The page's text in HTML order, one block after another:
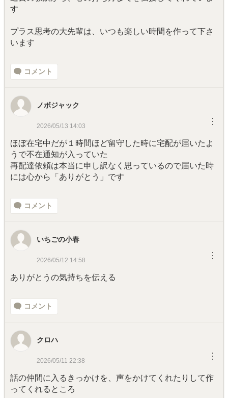
す
プラス思考の大先輩は、いつも楽しい時間を作って下さ
います
コメント
ノボジャック
2026/05/13 14:03 ︙
ほぼ在宅中だが１時間ほど留守した時に宅配が届いたよ
うで不在通知が入っていた
再配達依頼は本当に申し訳なく思っているので届いた時
には心から「ありがとう」です
コメント
いちごの小春
2026/05/12 14:58 ︙
ありがとうの気持ちを伝える
コメント
クロハ
2026/05/11 22:38 ︙
話の仲間に入るきっかけを、声をかけてくれたりして作
ってくれるところ